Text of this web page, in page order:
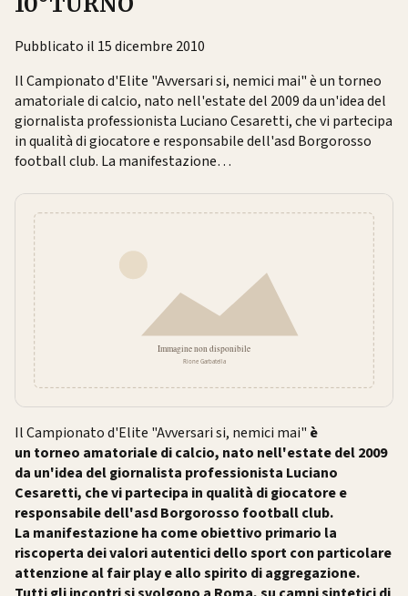
Pubblicato il 15 dicembre 2010
Il Campionato d'Elite "Avversari si, nemici mai" è un torneo
amatoriale di calcio, nato nell'estate del 2009 da un'idea del
giornalista professionista Luciano Cesaretti, che vi partecipa
in qualità di giocatore e responsabile dell'asd Borgorosso
football club. La manifestazione…
Il Campionato d'Elite "Avversari si, nemici mai" è
un torneo amatoriale di calcio, nato nell'estate del 2009
da un'idea del giornalista professionista Luciano
Cesaretti, che vi partecipa in qualità di giocatore e
responsabile dell'asd Borgorosso football club.
La manifestazione ha come obiettivo primario la
riscoperta dei valori autentici dello sport con particolare
attenzione al fair play e allo spirito di aggregazione.